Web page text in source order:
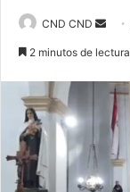
CND CND
Send
2 minutos de lectura